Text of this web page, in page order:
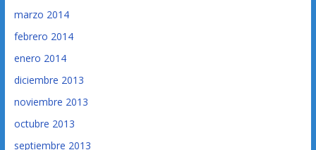
marzo 2014
febrero 2014
enero 2014
diciembre 2013
noviembre 2013
octubre 2013
septiembre 2013